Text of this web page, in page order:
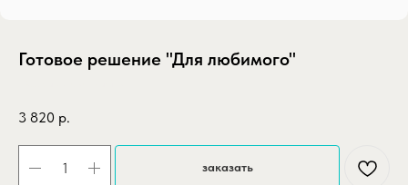
Готовое решение "Для любимого"
3 820 р.
заказать